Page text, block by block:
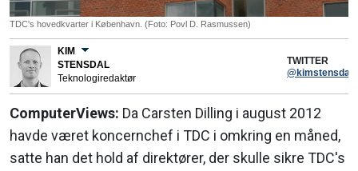
TDC's hovedkvarter i København. (Foto: Povl D. Rasmussen)
KIM
STENSDAL
Teknologiredaktør
TWITTER
@kimstensdal
ComputerViews: Da Carsten Dilling i august 2012
havde været koncernchef i TDC i omkring en måned,
satte han det hold af direktører, der skulle sikre TDC's